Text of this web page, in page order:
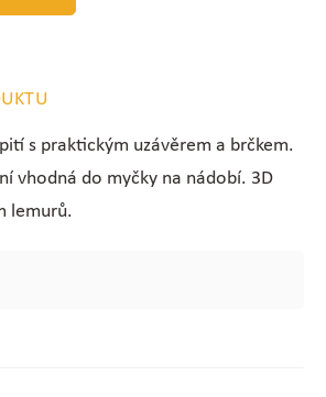
s praktickým uzávěrem a brčkem.
vhodná do myčky na nádobí. 3D
lemurů.